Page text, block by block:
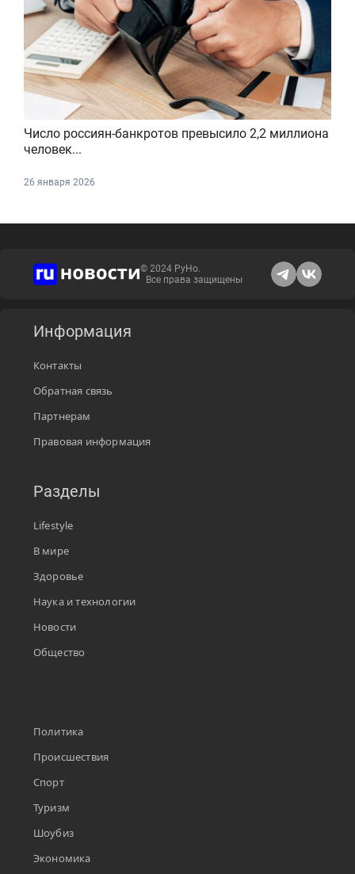
Число россиян-банкротов превысило 2,2 миллиона
человек...
26 января 2026
© 2024 РуНо.
Все права защищены
Информация
Контакты
Обратная связь
Партнерам
Правовая информация
Разделы
Lifestyle
В мире
Здоровье
Наука и технологии
Новости
Общество
Политика
Происшествия
Спорт
Туризм
Шоубиз
Экономика